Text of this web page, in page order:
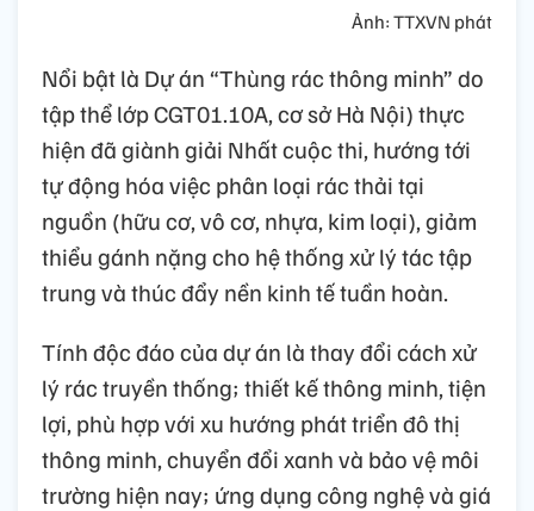
Ảnh: TTXVN phát
Nổi bật là Dự án “Thùng rác thông minh” do
tập thể lớp CGT01.10A, cơ sở Hà Nội) thực
hiện đãgiành giải Nhất cuộc thi, hướng tới
tự động hóa việc phân loại rác thải tại
nguồn (hữu cơ, vô cơ, nhựa, kim loại), giảm
thiểu gánh nặng cho hệ thống xử lý tác tập
trung và thúc đẩy nền kinh tế tuần hoàn.
Tính độc đáo của dự án là thay đổi cách xử
lý rác truyền thống; thiết kế thông minh, tiện
lợi, phù hợp với xu hướng phát triển đô thị
thông minh, chuyển đổi xanh và bảo vệ môi
trường hiện nay; ứng dụng công nghệ và giá